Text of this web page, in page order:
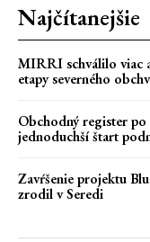
Najčítanejšie
MIRRI schválilo viac
etapy severného
Obchodný register
jednoduchší štart
Zavŕšenie projektu
zrodil v Seredi